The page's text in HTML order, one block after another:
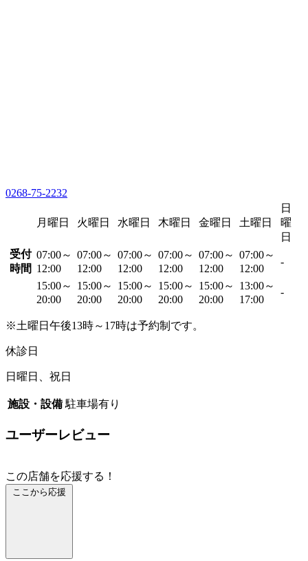
0268-75-2232
月曜日 火曜日 水曜日 木曜日 金曜日 土曜日
日
曜
日
受付
時間
07:00～
12:00
07:00～
12:00
07:00～
12:00
07:00～
12:00
07:00～
12:00
07:00～
12:00
-
15:00～
20:00
15:00～
20:00
15:00～
20:00
15:00～
20:00
15:00～
20:00
13:00～
17:00
-
※土曜日午後13時～17時は予約制です。
休診日
日曜日、祝日
施設・設備 駐車場有り
ユーザーレビュー
この店舗を応援する！
ここから応援